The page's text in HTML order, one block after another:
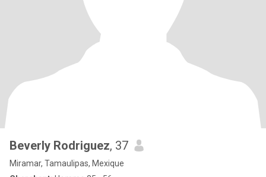
Beverly Rodriguez, 37
Miramar, Tamaulipas, Mexique